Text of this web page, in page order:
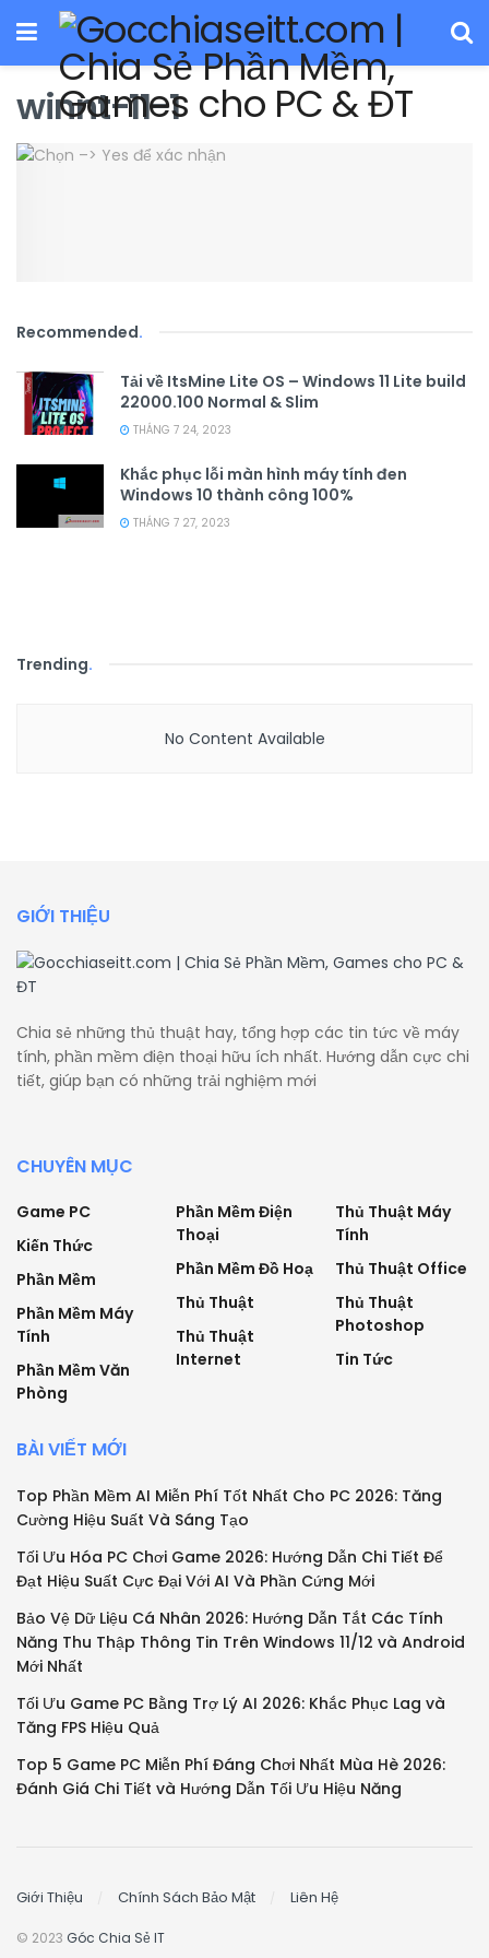
winnt-11-1
Recommended.
Tải về ItsMine Lite OS – Windows 11 Lite build
22000.100 Normal & Slim
THÁNG 7 24, 2023
Khắc phục lỗi màn hình máy tính đen
Windows 10 thành công 100%
THÁNG 7 27, 2023
Trending.
No Content Available
GIỚI THIỆU
Chia sẻ những thủ thuật hay, tổng hợp các tin tức về máy
tính, phần mềm điện thoại hữu ích nhất. Hướng dẫn cực chi
tiết, giúp bạn có những trải nghiệm mới
CHUYÊN MỤC
Game PC
Kiến Thức
Phần Mềm
Phần Mềm Máy
Tính
Phần Mềm Văn
Phòng
Phần Mềm Điện
Thoại
Phần Mềm Đồ Hoạ
Thủ Thuật
Thủ Thuật
Internet
Thủ Thuật Máy
Tính
Thủ Thuật Office
Thủ Thuật
Photoshop
Tin Tức
BÀI VIẾT MỚI
Top Phần Mềm AI Miễn Phí Tốt Nhất Cho PC 2026: Tăng
Cường Hiệu Suất Và Sáng Tạo
Tối Ưu Hóa PC Chơi Game 2026: Hướng Dẫn Chi Tiết Để
Đạt Hiệu Suất Cực Đại Với AI Và Phần Cứng Mới
Bảo Vệ Dữ Liệu Cá Nhân 2026: Hướng Dẫn Tắt Các Tính
Năng Thu Thập Thông Tin Trên Windows 11/12 và Android
Mới Nhất
Tối Ưu Game PC Bằng Trợ Lý AI 2026: Khắc Phục Lag và
Tăng FPS Hiệu Quả
Top 5 Game PC Miễn Phí Đáng Chơi Nhất Mùa Hè 2026:
Đánh Giá Chi Tiết và Hướng Dẫn Tối Ưu Hiệu Năng
Giới Thiệu Chính Sách Bảo Mật Liên Hệ
© 2023 Góc Chia Sẻ IT